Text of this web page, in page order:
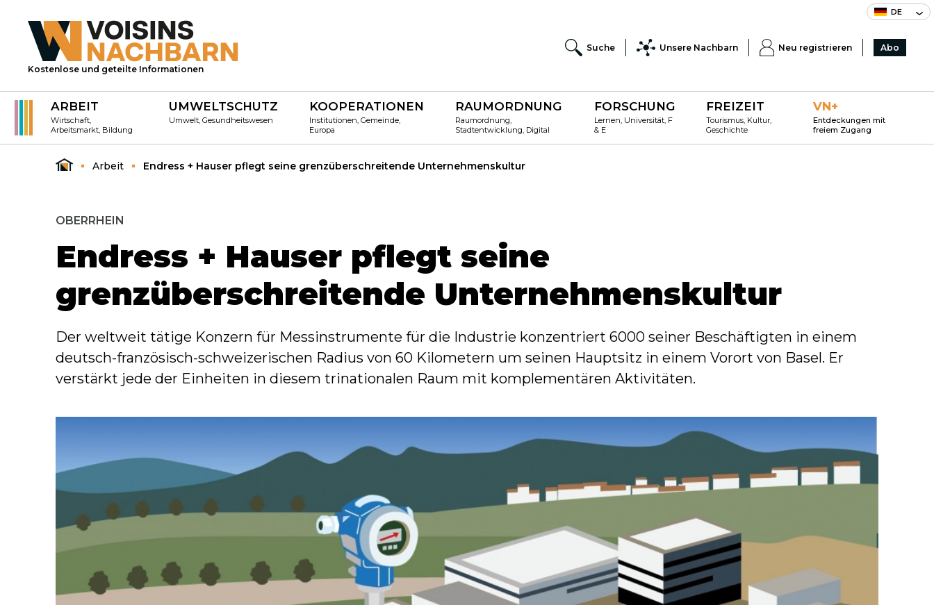
DE
Kostenlose und geteilte Informationen
Suche Unsere Nachbarn Neu registrieren Abo
ARBEIT
Wirtschaft,
Arbeitsmarkt, Bildung
UMWELTSCHUTZ
Umwelt, Gesundheitswesen
KOOPERATIONEN
Institutionen, Gemeinde,
Europa
RAUMORDNUNG
Raumordnung,
Stadtentwicklung, Digital
FORSCHUNG
Lernen, Universität, F
& E
FREIZEIT
Tourismus, Kultur,
Geschichte
VN+
Entdeckungen mit
freiem Zugang
Arbeit Endress + Hauser pflegt seine grenzüberschreitende Unternehmenskultur
OBERRHEIN
Endress + Hauser pflegt seine
grenzüberschreitende Unternehmenskultur
Der weltweit tätige Konzern für Messinstrumente für die Industrie konzentriert 6000 seiner Beschäftigten in einem
deutsch-französisch-schweizerischen Radius von 60 Kilometern um seinen Hauptsitz in einem Vorort von Basel. Er
verstärkt jede der Einheiten in diesem trinationalen Raum mit komplementären Aktivitäten.